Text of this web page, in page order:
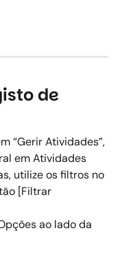
de
“Gerir Atividades”,
em Atividades
utilize os filtros no
[Filtrar
ao lado da